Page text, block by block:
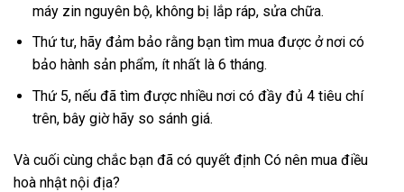
máy zin nguyên bộ, không bị lắp ráp, sửa chữa.
Thứ tư, hãy đảm bảo rằng bạn tìm mua được ở nơi có
bảo hành sản phẩm, ít nhất là 6 tháng.
Thứ 5, nếu đã tìm được nhiều nơi có đầy đủ 4 tiêu chí
trên, bây giờ hãy so sánh giá.
Và cuối cùng chắc bạn đã có quyết định Có nên mua điều
hoà nhật nội địa?